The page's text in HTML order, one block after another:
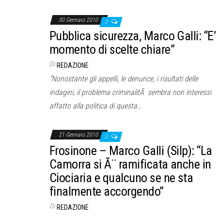
30 Gennaio 2010 0
Pubblica sicurezza, Marco Galli:
momento di scelte chiare”
Di REDAZIONE
“Nonostante gli appelli, le denunce, i risultati delle
indagini, il problema criminalitÃ sembra non interessi
affatto alla politica di questa…
21 Gennaio 2010 0
Frosinone – Marco Galli (Silp): “La
Camorra si Ã¨ ramificata anche in
Ciociaria e qualcuno se ne sta
finalmente accorgendo”
Di REDAZIONE